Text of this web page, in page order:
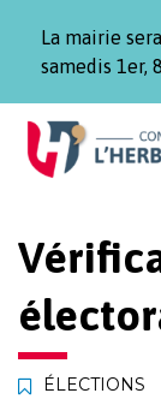
La mairie
samedis 1er,
Aller
Aller
contenu
Aller
pied
ÉLECTIONS